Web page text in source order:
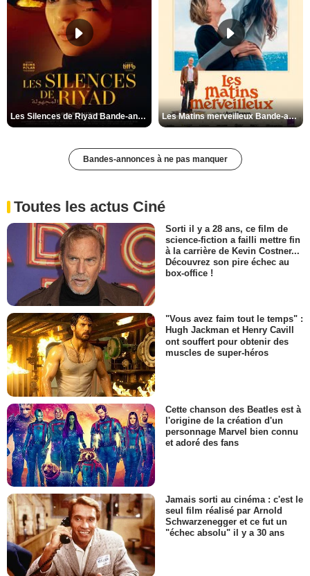
Les Silences de Riyad Bande-annonce VO STFR Les Matins merveilleux Bande-annonce VF
Bandes-annonces à ne pas manquer
Toutes les actus Ciné
Sorti il y a 28 ans, ce film de
science-fiction a failli mettre fin
à la carrière de Kevin Costner...
Découvrez son pire échec au
box-office !
"Vous avez faim tout le temps" :
Hugh Jackman et Henry Cavill
ont souffert pour obtenir des
muscles de super-héros
Cette chanson des Beatles est à
l'origine de la création d'un
personnage Marvel bien connu
et adoré des fans
Jamais sorti au cinéma : c'est le
seul film réalisé par Arnold
Schwarzenegger et ce fut un
"échec absolu" il y a 30 ans